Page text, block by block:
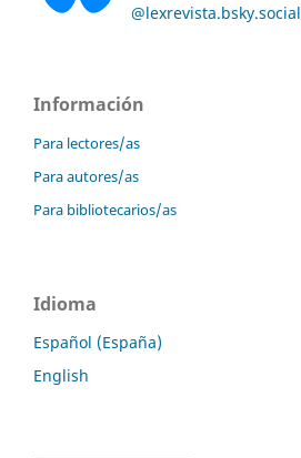
@lexrevista.bsky.social
Información
Para lectores/as
Para autores/as
Para bibliotecarios/as
Idioma
Español (España)
English